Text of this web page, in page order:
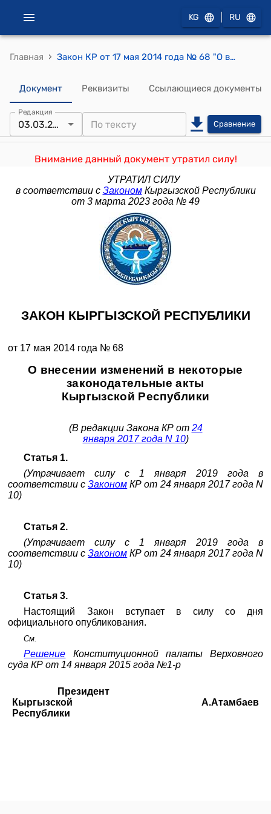
KG RU
Главная › Закон КР от 17 мая 2014 года № 68 "О внесении изменений в некоторые законодательные акты Кыргызской Республики"
Документ Реквизиты Ссылающиеся документы
Редакция
03.03.2023 Сравнение
Внимание данный документ утратил силу!